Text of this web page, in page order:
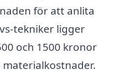
för att anlita
tekniker ligger
och 1500 kronor